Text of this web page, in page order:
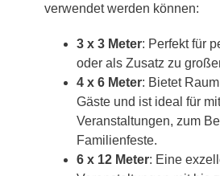
verwendet werden können:
3 x 3 Meter: Perfekt für
oder als Zusatz zu
4 x 6 Meter: Bietet
Gäste und ist ideal für
Veranstaltungen, zum
Familienfeste.
6 x 12 Meter: Eine